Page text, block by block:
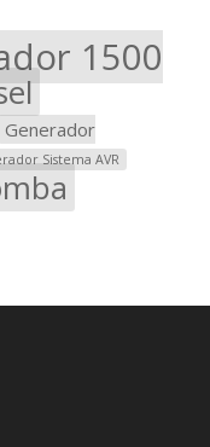
1500
Generador
Sistema AVR